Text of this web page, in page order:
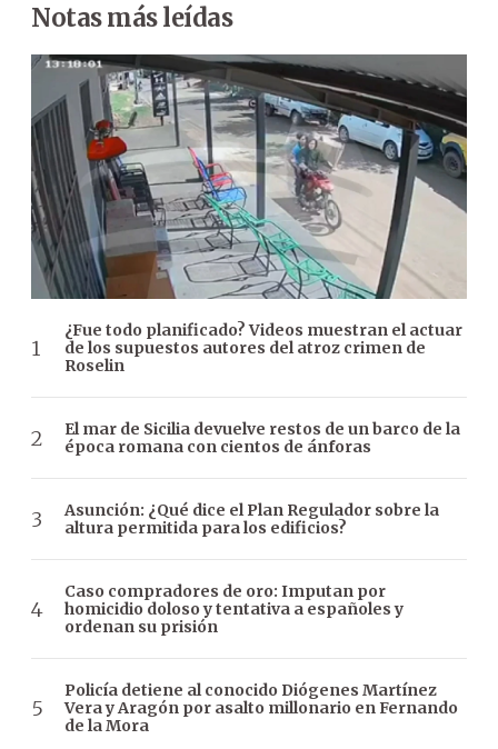
Notas más leídas
¿Fue todo planificado? Videos muestran el actuar
de los supuestos autores del atroz crimen de
Roselin
El mar de Sicilia devuelve restos de un barco de la
época romana con cientos de ánforas
Asunción: ¿Qué dice el Plan Regulador sobre la
altura permitida para los edificios?
Caso compradores de oro: Imputan por
homicidio doloso y tentativa a españoles y
ordenan su prisión
Policía detiene al conocido Diógenes Martínez
Vera y Aragón por asalto millonario en Fernando
de la Mora